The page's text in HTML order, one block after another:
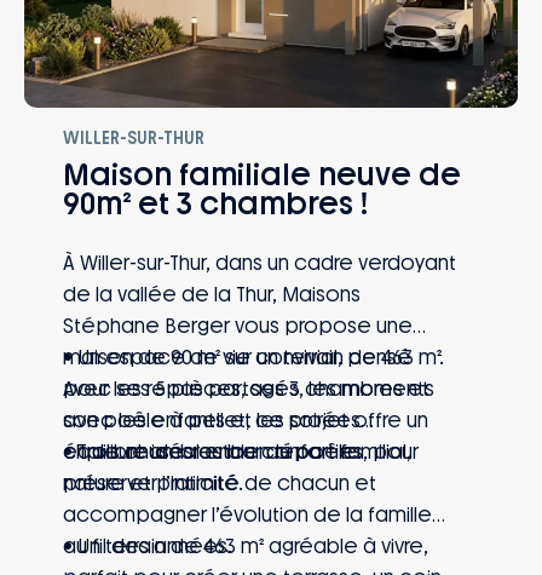
WILLER-SUR-THUR
Maison familiale neuve de
90m² et 3 chambres !
À Willer-sur-Thur, dans un cadre verdoyant
de la vallée de la Thur, Maisons
Stéphane Berger vous propose une
maison de 90 m² sur un terrain de 463 m².
Avec ses 5 pièces, ses 3 chambres et
son poêle à pellet, ce projet offre un
équilibre idéal entre confort familial,
nature et praticité.
• Un espace de vie convivial, pensé
pour les repas partagés, les moments
avec les enfants et les soirées
chaleureuses autour du poêle.
• Trois chambres bien réparties, pour
préserver l’intimité de chacun et
accompagner l’évolution de la famille
au fil des années.
• Un terrain de 463 m² agréable à vivre,